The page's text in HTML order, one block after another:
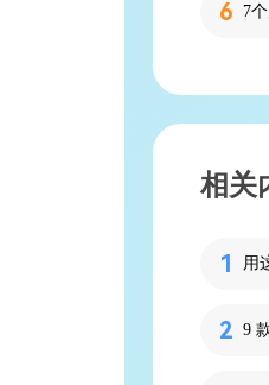
7
相关
用